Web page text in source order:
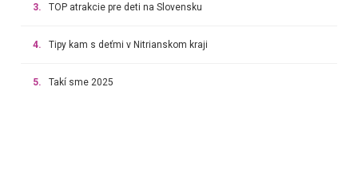
3. TOP atrakcie pre deti na Slovensku
4. Tipy kam s deťmi v Nitrianskom kraji
5. Takí sme 2025